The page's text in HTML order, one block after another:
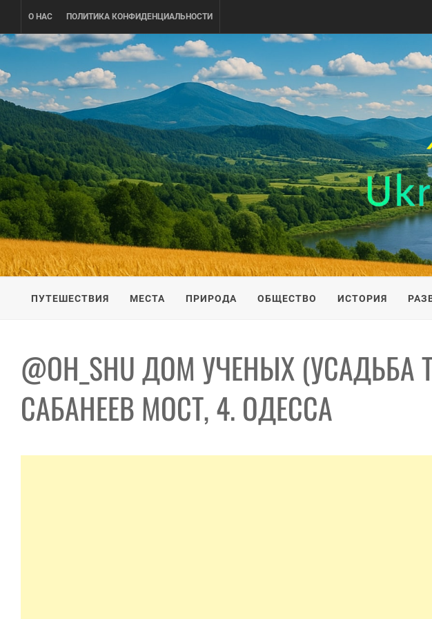
content
О НАС ПОЛИТИКА КОНФИДЕНЦИАЛЬНОСТИ
UKRAINE-IS
ПУТЕШЕСТВИЕ ПО УКРАИНЕ
ПУТЕШЕСТВИЯ МЕСТА ПРИРОДА ОБЩЕСТВО ИСТОРИЯ
@OH_SHU ДОМ УЧЕНЫХ (УСАДЬБА
САБАНЕЕВ МОСТ, 4. ОДЕССА